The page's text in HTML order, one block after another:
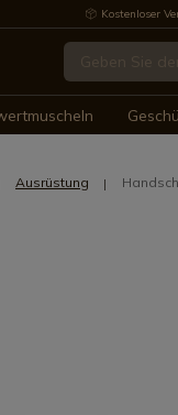
Kostenloser
Ausrüstung